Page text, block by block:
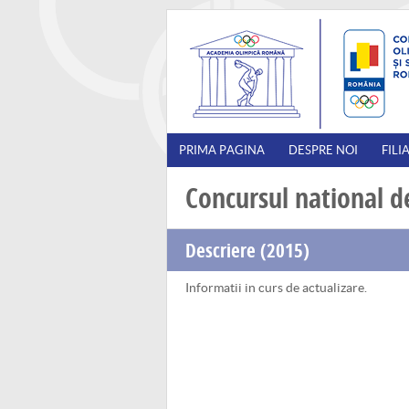
PRIMA PAGINA DESPRE NOI
Concursul national
Descriere (2015)
Informatii in curs de actualizare.